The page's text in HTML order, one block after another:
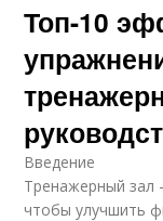
Топ-10
Введение
Тренажерный зал
чтобы улучшить